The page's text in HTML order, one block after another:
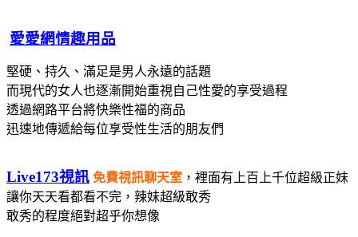
愛愛網情趣用品
堅硬、持久、滿足是男人永遠的話題
而現代的女人也逐漸開始重視自己性愛的享受過程
透過網路平台將快樂性福的商品
迅速地傳遞給每位享受性生活的朋友們
Live173視訊 免費視訊聊天室 ，裡面有上百上千位超級正妹
讓你天天看都看不完，辣妹超級敢秀
敢秀的程度絕對超乎你想像